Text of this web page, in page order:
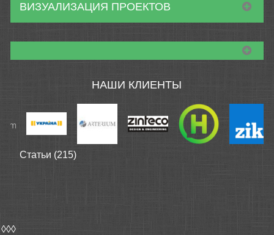
ВИЗУАЛИЗАЦИЯ ПРОЕКТОВ
НАШИ КЛИЕНТЫ
Статьи (215)
◊◊◊